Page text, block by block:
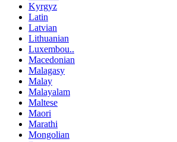
Kyrgyz
Latin
Latvian
Lithuanian
Luxembou..
Macedonian
Malagasy
Malay
Malayalam
Maltese
Maori
Marathi
Mongolian